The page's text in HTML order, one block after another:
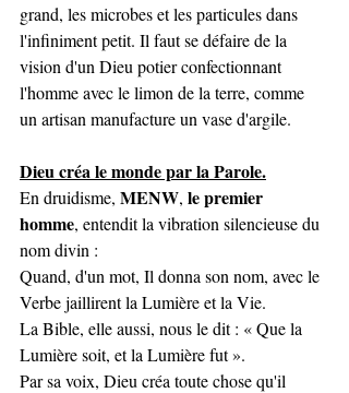
grand, les microbes et les particules dans
l'infiniment petit. Il faut se défaire de la
vision d'un Dieu potier confectionnant
l'homme avec le limon de la terre, comme
un artisan manufacture un vase d'argile.
Dieu créa le monde par la Parole.
En druidisme, MENW, le premier
homme, entendit la vibration silencieuse du
nom divin :
Quand, d'un mot, Il donna son nom, avec le
Verbe jaillirent la Lumière et la Vie.
La Bible, elle aussi, nous le dit : « Que la
Lumière soit, et la Lumière fut ».
Par sa voix, Dieu créa toute chose qu'il